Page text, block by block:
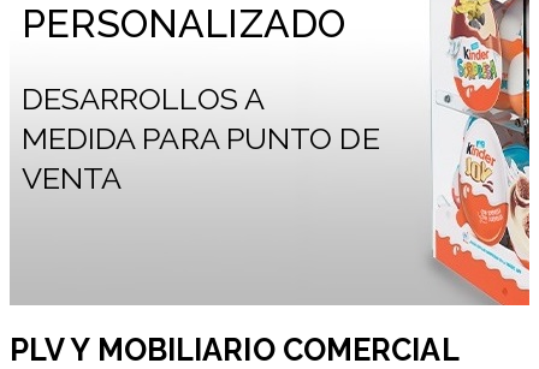
PERSONALIZADO
DESARROLLOS A
MEDIDA PARA PUNTO DE
VENTA
PLV Y MOBILIARIO COMERCIAL